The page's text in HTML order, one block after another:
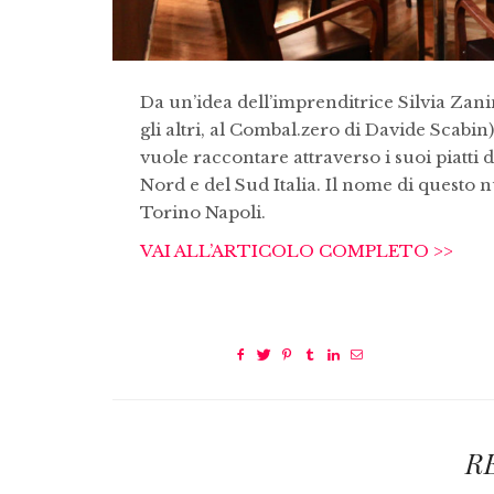
Da un’idea dell’imprenditrice Silvia
gli altri, al Combal.zero di Davide
vuole raccontare attraverso i suoi piatti
Nord e del Sud Italia. Il nome di questo
Torino Napoli.
VAI ALL’ARTICOLO COMPLETO >>